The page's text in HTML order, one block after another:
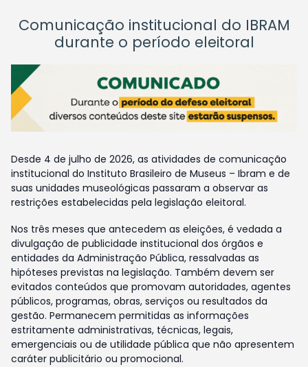
Comunicação institucional do IBRAM
durante o período eleitoral
Desde 4 de julho de 2026, as atividades de comunicação
institucional do Instituto Brasileiro de Museus – Ibram e de
suas unidades museológicas passaram a observar as
restrições estabelecidas pela legislação eleitoral.
Nos três meses que antecedem as eleições, é vedada a
divulgação de publicidade institucional dos órgãos e
entidades da Administração Pública, ressalvadas as
hipóteses previstas na legislação. Também devem ser
evitados conteúdos que promovam autoridades, agentes
públicos, programas, obras, serviços ou resultados da
gestão. Permanecem permitidas as informações
estritamente administrativas, técnicas, legais,
emergenciais ou de utilidade pública que não apresentem
caráter publicitário ou promocional.